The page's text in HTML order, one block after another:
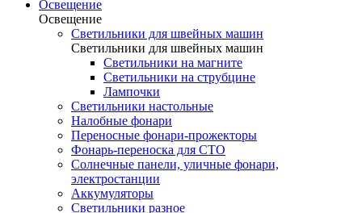
Освещение
Освещение
Светильники для швейных машин
Светильники для швейных машин
Светильники на магните
Светильники на струбцине
Лампочки
Светильники настольные
Налобные фонари
Переносные фонари-прожекторы
Фонарь-переноска для СТО
Солнечные панели, уличные фонари,
электростанции
Аккумуляторы
Светильники разное